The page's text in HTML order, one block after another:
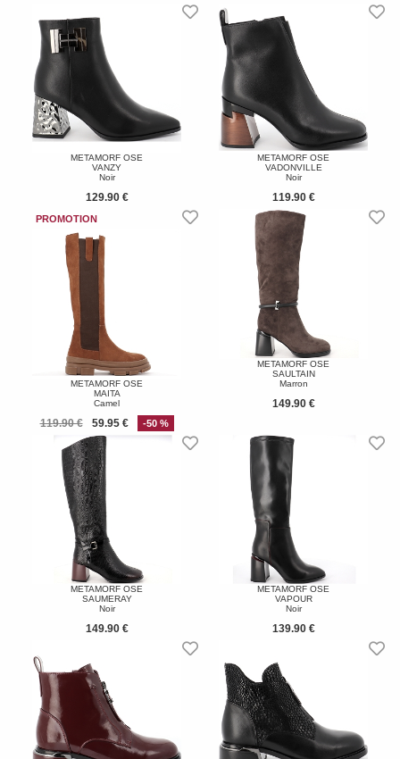
METAMORF OSE
VANZY
Noir
129.90 €
METAMORF OSE
VADONVILLE
Noir
119.90 €
METAMORF OSE
MAITA
Camel
119.90 € 59.95 € -50 %
METAMORF OSE
SAULTAIN
Marron
149.90 €
METAMORF OSE
SAUMERAY
Noir
149.90 €
METAMORF OSE
VAPOUR
Noir
139.90 €